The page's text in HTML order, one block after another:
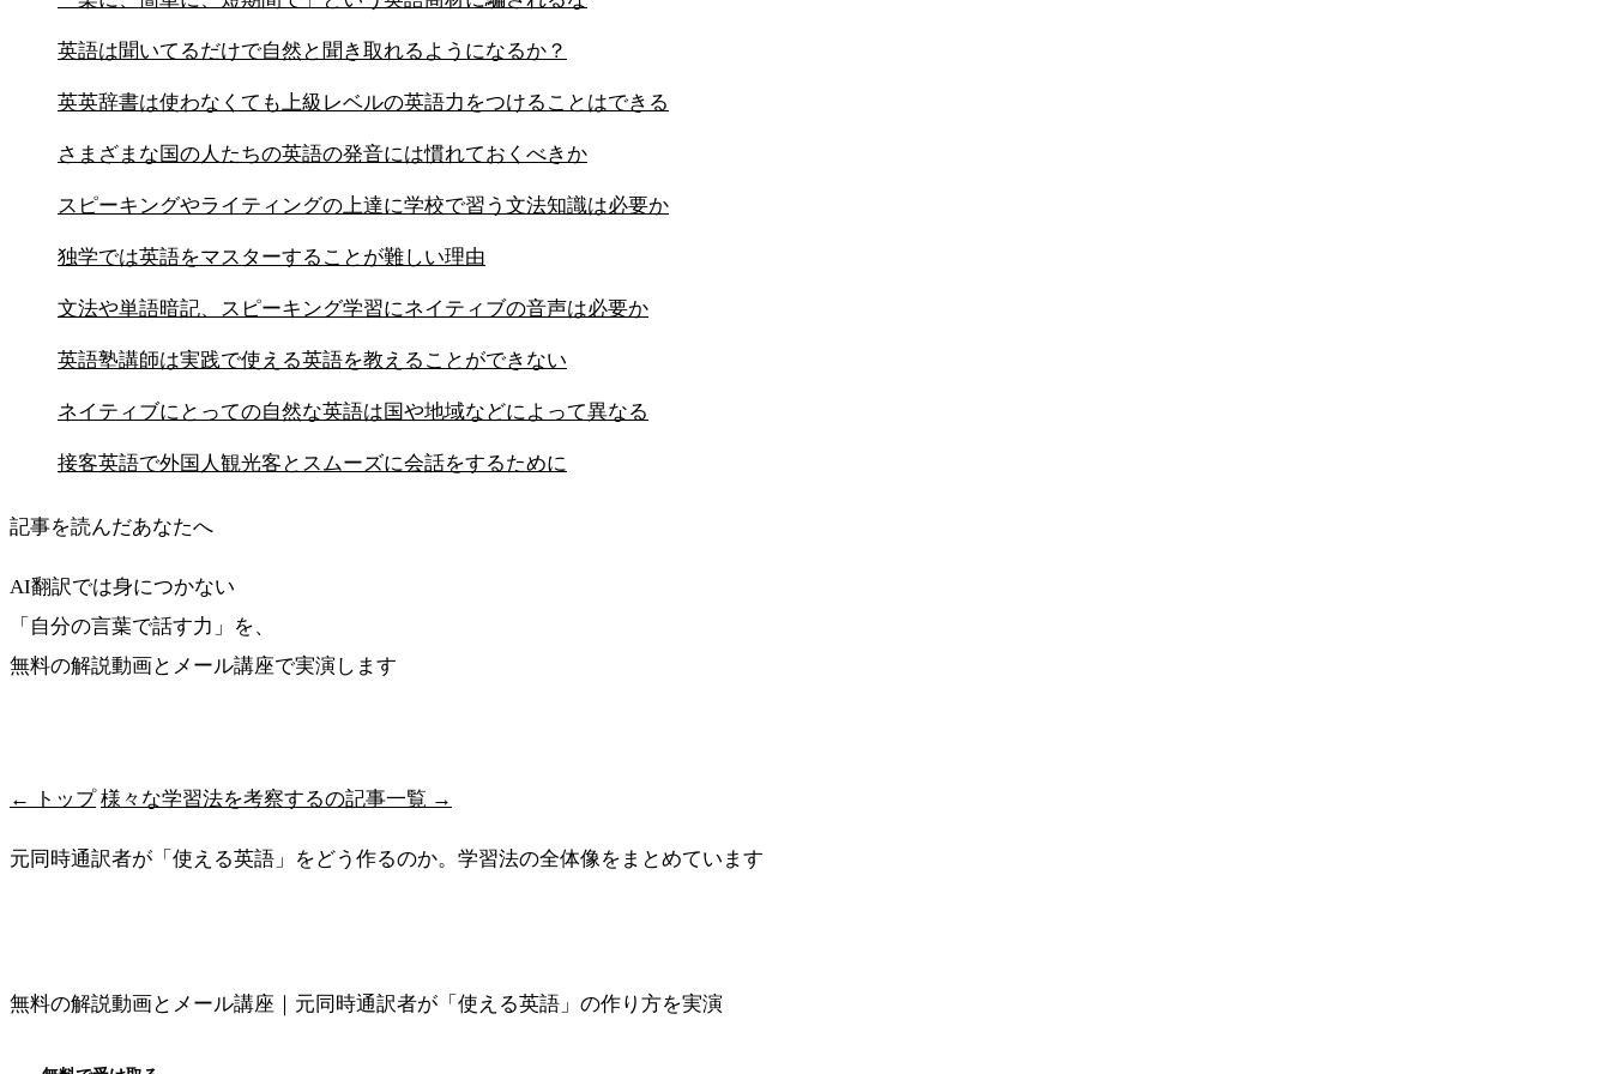
英語は聞いてるだけで自然と聞き取れるようになるか？
英英辞書は使わなくても上級レベルの英語力をつけることはできる
さまざまな国の人たちの英語の発音には慣れておくべきか
スピーキングやライティングの上達に学校で習う文法知識は必要か
独学では英語をマスターすることが難しい理由
文法や単語暗記、スピーキング学習にネイティブの音声は必要か
英語塾講師は実践で使える英語を教えることができない
ネイティブにとっての自然な英語は国や地域などによって異なる
接客英語で外国人観光客とスムーズに会話をするために
記事を読んだあなたへ
AI翻訳では身につかない
「自分の言葉で話す力」を、
無料の解説動画とメール講座で実演します
← トップ 様々な学習法を考察するの記事一覧 →
元同時通訳者が「使える英語」をどう作るのか。学習法の全体像をまとめています
無料の解説動画とメール講座｜元同時通訳者が「使える英語」の作り方を実演